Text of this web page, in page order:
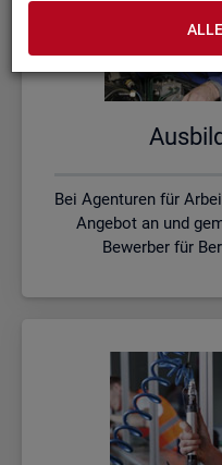
Bei Agenturen für
Angebot an und
Bewerber für